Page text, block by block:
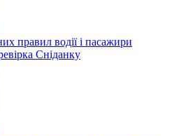
правил водії і пасажири
Сніданку